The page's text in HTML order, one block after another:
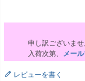
申し訳ございま
入荷次第、
メー
レビューを書く